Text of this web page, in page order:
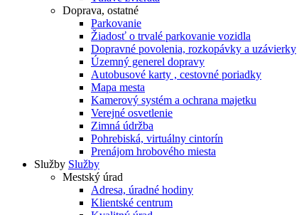
Doprava, ostatné
Parkovanie
Žiadosť o trvalé parkovanie vozidla
Dopravné povolenia, rozkopávky a uzávierky
Územný generel dopravy
Autobusové karty , cestovné poriadky
Mapa mesta
Kamerový systém a ochrana majetku
Verejné osvetlenie
Zimná údržba
Pohrebiská, virtuálny cintorín
Prenájom hrobového miesta
Služby Služby
Mestský úrad
Adresa, úradné hodiny
Klientské centrum